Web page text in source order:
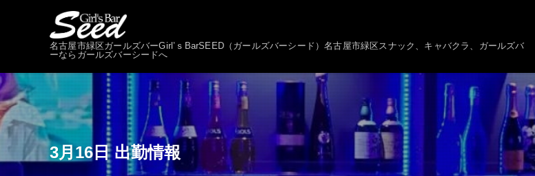
名古屋市緑区ガールズバーGirl’ｓBarSEED（ガールズバーシード）名古屋市緑区スナック、キャバクラ、ガールズバ
ーならガールズバーシードへ
3月16日 出勤情報